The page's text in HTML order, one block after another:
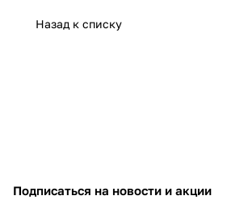
Назад к списку
Подписаться на новости и акции